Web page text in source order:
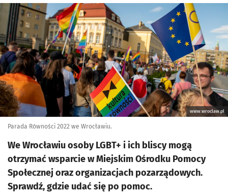
Kliknij, aby powiększyć
www.wroclaw.pl
Parada Równości 2022 we Wrocławiu.
We Wrocławiu osoby LGBT+ i ich bliscy mogą
otrzymać wsparcie w Miejskim Ośrodku Pomocy
Społecznej oraz organizacjach pozarządowych.
Sprawdź, gdzie udać się po pomoc.